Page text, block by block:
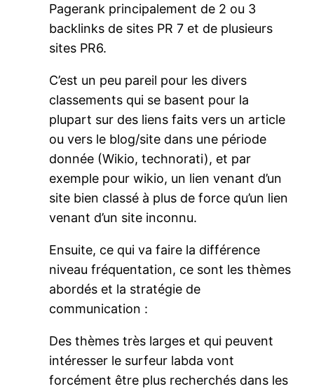
Pagerank principalement de 2 ou 3
backlinks de sites PR 7 et de plusieurs
sites PR6.
C’est un peu pareil pour les divers
classements qui se basent pour la
plupart sur des liens faits vers un article
ou vers le blog/site dans une période
donnée (Wikio, technorati), et par
exemple pour wikio, un lien venant d’un
site bien classé à plus de force qu’un lien
venant d’un site inconnu.
Ensuite, ce qui va faire la différence
niveau fréquentation, ce sont les thèmes
abordés et la stratégie de
communication :
Des thèmes très larges et qui peuvent
intéresser le surfeur labda vont
forcément être plus recherchés dans les